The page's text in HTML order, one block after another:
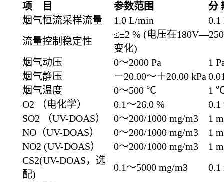
项
目 参数范围 分
烟气恒流采样流量
1.0 L/min
流量控制稳定性
≤±2 % (电压在
变化)
烟气动压
0～2000 Pa
1
烟气静压
－20.00～＋20.00 kPa
烟气温度
0～500 ℃
1
O2 （电化学）
0.1～26.0 %
0.1
SO2 （UV-DOAS）
0～200/1000 mg/m3
1
NO（UV-DOAS）
0～200/1000 mg/m3
1
NO2 (UV-DOAS）
0～200/1000 mg/m3
1
CS2(UV-DOAS，选
配)
0.1～5000 mg/m3
0.1